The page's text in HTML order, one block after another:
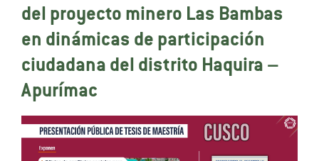
del proyecto minero Las Bambas
en dinámicas de participación
ciudadana del distrito Haquira –
Apurímac